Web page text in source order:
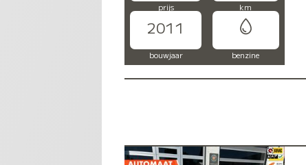
prijs km
2011
bouwjaar benzine